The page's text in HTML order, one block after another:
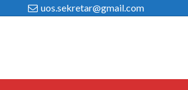
uos.sekretar@gmail.com